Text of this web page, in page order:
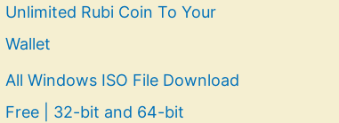
Unlimited Rubi Coin To Your
Wallet
All Windows ISO File Download
Free | 32-bit and 64-bit